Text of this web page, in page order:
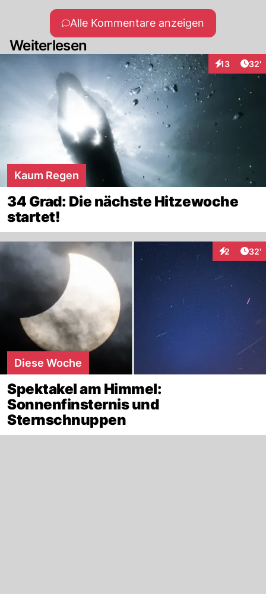
Alle Kommentare anzeigen
Weiterlesen
13
Interaktionen
32'
Kaum Regen
34 Grad: Die nächste Hitzewoche
startet!
2 32'
Diese Woche
Spektakel am Himmel:
Sonnenfinsternis und
Sternschnuppen